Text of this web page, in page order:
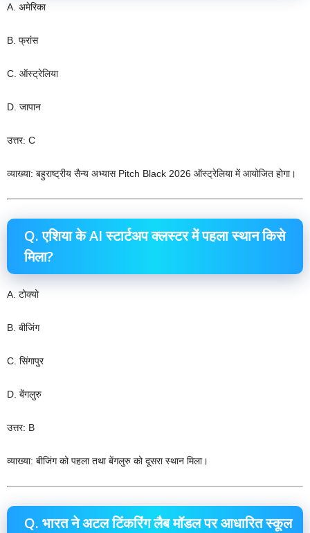
A. अमेरिका
B. फ्रांस
C. ऑस्ट्रेलिया
D. जापान
उत्तर: C
व्याख्या: बहुराष्ट्रीय सैन्य अभ्यास Pitch Black 2026 ऑस्ट्रेलिया में आयोजित होगा।
Q. एशिया के AI स्टार्टअप क्लस्टर में पहला स्थान किसे
मिला?
A. टोक्यो
B. बीजिंग
C. सिंगापुर
D. बेंगलुरु
उत्तर: B
व्याख्या: बीजिंग को पहला तथा बेंगलुरु को दूसरा स्थान मिला।
Q. भारत ने अटल टिंकरिंग लैब मॉडल पर आधारित स्कूल